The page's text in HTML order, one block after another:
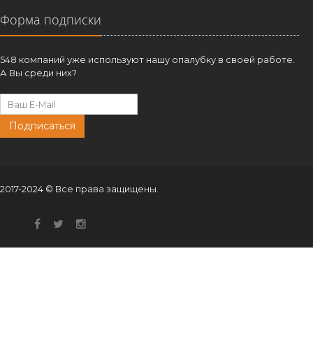
пер. Челиева, д. 11
г. Санкт-Петербург,
E-Mail:info@opora-spb.ru
Форма подписки
548 компаний уже используют нашу опалубку в своей работе.